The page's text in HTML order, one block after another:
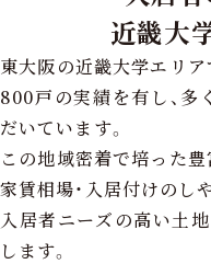
近畿大
東大阪の近畿大学エリア
800戸の実績を有し、
だいています。
この地域密着で培った豊
家賃相場・入居付けのし
入居者ニーズの高い土
します。